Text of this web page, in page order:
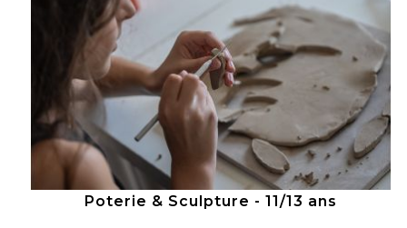
Poterie & Sculpture - 11/13 ans